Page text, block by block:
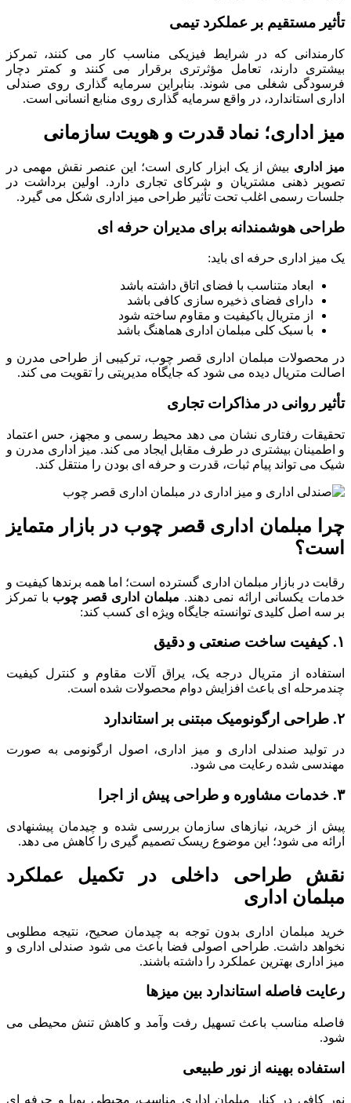
تأثیر مستقیم بر عملکرد تیمی
کارمندانی که در شرایط فیزیکی مناسب کار می کنند، تمرکز
بیشتری دارند، تعامل مؤثرتری برقرار می کنند و کمتر دچار
فرسودگی شغلی می شوند. بنابراین سرمایه گذاری روی صندلی
اداری استاندارد، در واقع سرمایه گذاری روی منابع انسانی است.
میز اداری؛ نماد قدرت و هویت سازمانی
میز اداری بیش از یک ابزار کاری است؛ این عنصر نقش مهمی در
تصویر ذهنی مشتریان و شرکای تجاری دارد. اولین برداشت در
جلسات رسمی اغلب تحت تأثیر طراحی میز اداری شکل می گیرد.
طراحی هوشمندانه برای مدیران حرفه ای
یک میز اداری حرفه ای باید:
ابعاد متناسب با فضای اتاق داشته باشد
دارای فضای ذخیره سازی کافی باشد
از متریال باکیفیت و مقاوم ساخته شود
با سبک کلی مبلمان اداری هماهنگ باشد
در محصولات مبلمان اداری قصر چوب، ترکیبی از طراحی مدرن و
اصالت متریال دیده می شود که جایگاه مدیریتی را تقویت می کند.
تأثیر روانی در مذاکرات تجاری
تحقیقات رفتاری نشان می دهد محیط رسمی و مجهز، حس اعتماد
و اطمینان بیشتری در طرف مقابل ایجاد می کند. میز اداری مدرن و
شیک می تواند پیام ثبات، قدرت و حرفه ای بودن را منتقل کند.
چرا مبلمان اداری قصر چوب در بازار متمایز
است؟
رقابت در بازار مبلمان اداری گسترده است؛ اما همه برندها کیفیت و
خدمات یکسانی ارائه نمی دهند. مبلمان اداری قصر چوب با تمرکز
بر سه اصل کلیدی توانسته جایگاه ویژه ای کسب کند:
۱. کیفیت ساخت صنعتی و دقیق
استفاده از متریال درجه یک، یراق آلات مقاوم و کنترل کیفیت
چندمرحله ای باعث افزایش دوام محصولات شده است.
۲. طراحی ارگونومیک مبتنی بر استاندارد
در تولید صندلی اداری و میز اداری، اصول ارگونومی به صورت
مهندسی شده رعایت می شود.
۳. خدمات مشاوره و طراحی پیش از اجرا
پیش از خرید، نیازهای سازمان بررسی شده و چیدمان پیشنهادی
ارائه می شود؛ این موضوع ریسک تصمیم گیری را کاهش می دهد.
نقش طراحی داخلی در تکمیل عملکرد
مبلمان اداری
خرید مبلمان اداری بدون توجه به چیدمان صحیح، نتیجه مطلوبی
نخواهد داشت. طراحی اصولی فضا باعث می شود صندلی اداری و
میز اداری بهترین عملکرد را داشته باشند.
رعایت فاصله استاندارد بین میزها
فاصله مناسب باعث تسهیل رفت وآمد و کاهش تنش محیطی می
شود.
استفاده بهینه از نور طبیعی
نور کافی در کنار مبلمان اداری مناسب، محیطی پویا و حرفه ای